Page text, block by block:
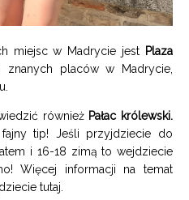
miejsc w Madrycie jest Plaza
placów w Madrycie,
również Pałac królewski.
tip! Jeśli przyjdziecie do
i 16-18 zimą to wejdziecie
Więcej informacji na temat
tutaj